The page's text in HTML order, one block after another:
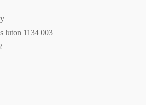
luton 1134 003